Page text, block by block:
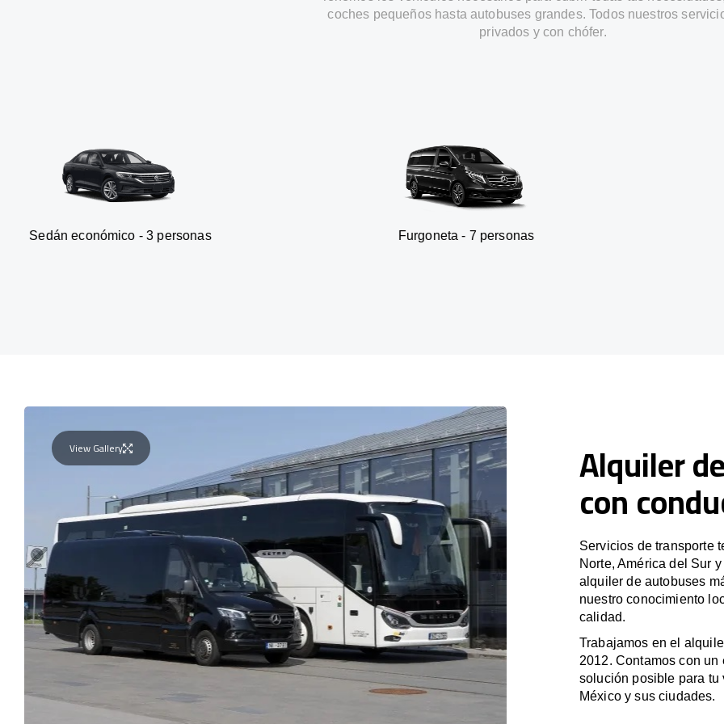
coches pequeños hasta autobuses grandes. Todos nuestros
privados y con chófer.
- 3 personas Furgoneta - 7 personas SUV - 3
View Gallery Alquiler
con
Servicios de transporte
Norte, América del Sur
alquiler de autobuses
nuestro conocimiento
calidad.
Trabajamos en el
2012. Contamos con
solución posible para tu
México y sus ciudades.